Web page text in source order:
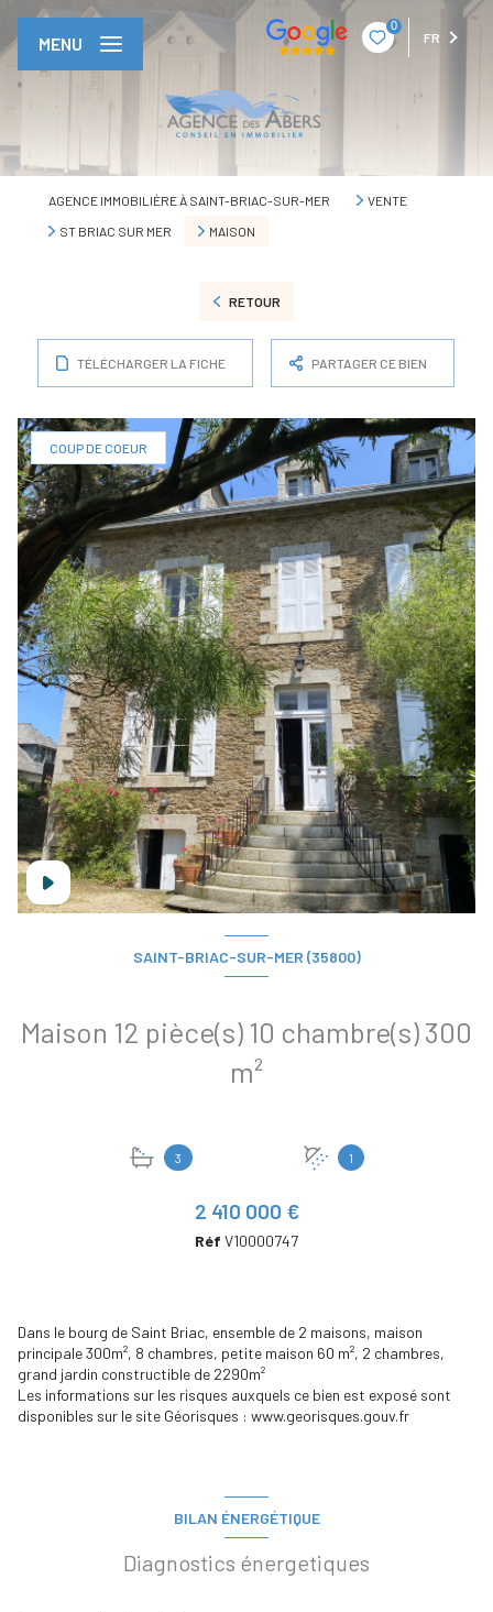
0
FR
MENU
AGENCE IMMOBILIÈRE À SAINT-BRIAC-SUR-MER
VENTE
ST BRIAC SUR MER
MAISON
RETOUR
TÉLÉCHARGER LA FICHE PARTAGER CE BIEN
COUP DE COEUR
SAINT-BRIAC-SUR-MER (35800)
Maison 12 pièce(s) 10 chambre(s) 300
m²
3 1
2 410 000 €
Réf V10000747
Dans le bourg de Saint Briac, ensemble de 2 maisons, maison
principale 300m², 8 chambres, petite maison 60 m², 2 chambres,
grand jardin constructible de 2290m²
Les informations sur les risques auxquels ce bien est exposé sont
disponibles sur le site Géorisques : www.georisques.gouv.fr
BILAN ÉNERGÉTIQUE
Diagnostics énergetiques